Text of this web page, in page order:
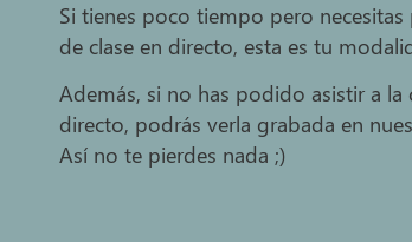
Si tienes poco tiempo pero
de clase en directo, esta es tu
Además, si no has podido asistir a la
directo, podrás verla grabada en
Así no te pierdes nada ;)